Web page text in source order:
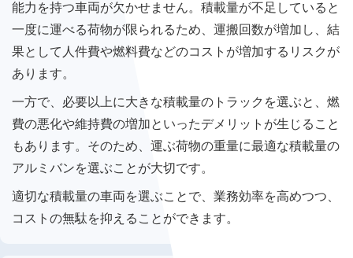
能力を持つ車両が欠かせません。積載量が不足していると
一度に運べる荷物が限られるため、運搬回数が増加し、結
果として人件費や燃料費などのコストが増加するリスクが
あります。
一方で、必要以上に大きな積載量のトラックを選ぶと、燃
費の悪化や維持費の増加といったデメリットが生じること
もあります。そのため、運ぶ荷物の重量に最適な積載量の
アルミバンを選ぶことが大切です。
適切な積載量の車両を選ぶことで、業務効率を高めつつ、
コストの無駄を抑えることができます。